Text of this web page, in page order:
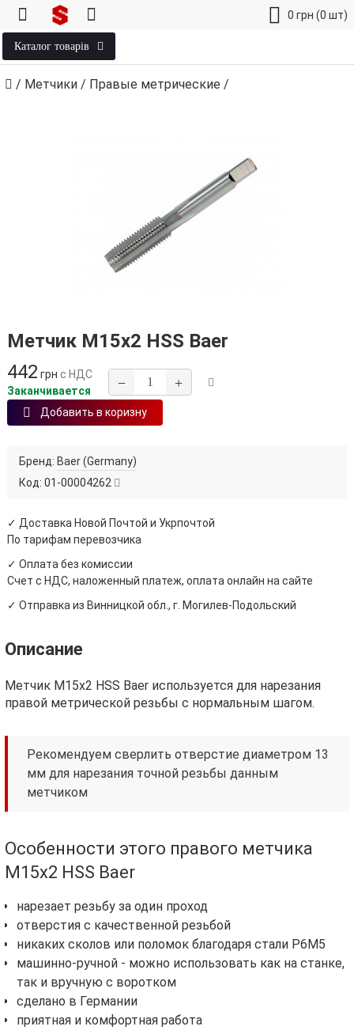
0 грн (0 шт)
Каталог товарів
/ Метчики / Правые метрические /
Метчик М15х2 HSS Baer
442 грн с НДС
Заканчивается
− +
Добавить в коризну
Бренд: Baer (Germany)
Код: 01-00004262
✓ Доставка Новой Почтой и Укрпочтой
По тарифам перевозчика
✓ Оплата без комиссии
Счет с НДС, наложенный платеж, оплата онлайн на сайте
✓ Отправка из Винницкой обл., г. Могилев-Подольский
Описание
Метчик М15х2 HSS Baer используется для нарезания
правой метрической резьбы с нормальным шагом.
Рекомендуем сверлить отверстие диаметром 13
мм для нарезания точной резьбы данным
метчиком
Особенности этого правого метчика
М15х2 HSS Baer
нарезает резьбу за один проход
отверстия с качественной резьбой
никаких сколов или поломок благодаря стали Р6М5
машинно-ручной - можно использовать как на станке,
так и вручную с воротком
сделано в Германии
приятная и комфортная работа